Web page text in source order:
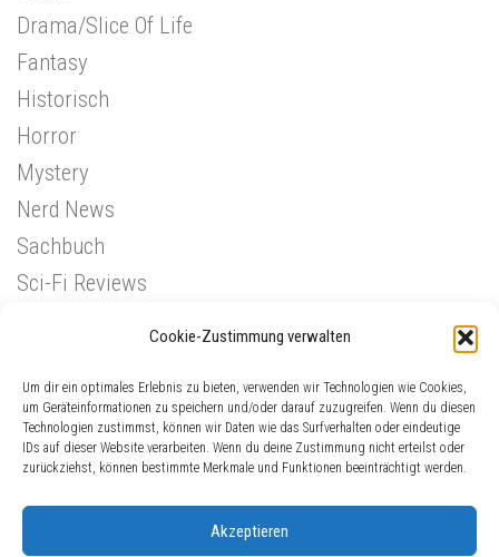
Cookie-Zustimmung verwalten
Um dir ein optimales Erlebnis zu bieten, verwenden wir Technologien wie Cookies,
um Geräteinformationen zu speichern und/oder darauf zuzugreifen. Wenn du diesen
Technologien zustimmst, können wir Daten wie das Surfverhalten oder eindeutige
IDs auf dieser Website verarbeiten. Wenn du deine Zustimmung nicht erteilst oder
zurückziehst, können bestimmte Merkmale und Funktionen beeinträchtigt werden.
Akzeptieren
Drama/Slice Of Life
Fantasy
Historisch
Horror
Mystery
Nerd News
Sachbuch
Sci-Fi Reviews